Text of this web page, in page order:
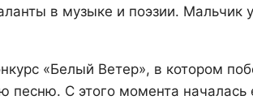
в музыке и поэзии. Мальчик
«Белый Ветер», в котором
песню. С этого момента